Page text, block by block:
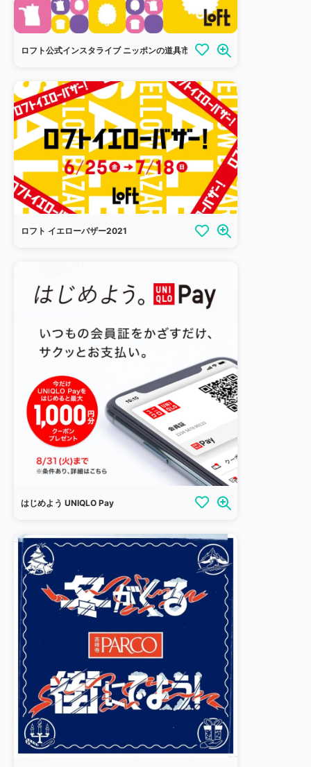
ロフト公式インスタライブ ニッポンの道具市
ロフト イエローバザー2021
はじめよう UNIQLO Pay